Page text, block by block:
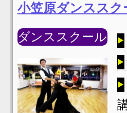
小笠原ダンススク
ダンススクール